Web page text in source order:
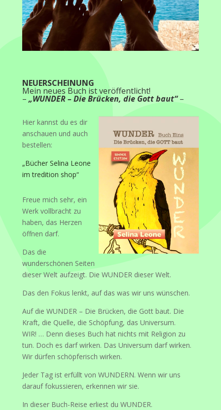
NEUERSCHEINUNG
Mein neues Buch ist veröffentlicht!
– „WUNDER – Die Brücken, die Gott baut“–
Hier kannst du es dir
anschauen und auch
bestellen:
„Bücher Selina Leone
im tredition shop“
Freue mich sehr, ein
Werk vollbracht zu
haben, das Herzen
öffnen darf.
Das die
wunderschönen Seiten
dieser Welt aufzeigt. Die WUNDER dieser Welt.
Das den Fokus lenkt, auf das was wir uns wünschen.
Auf die WUNDER – Die Brücken, die Gott baut. Die
Kraft, die Quelle, die Schöpfung, das Universum.
WIR! … Denn dieses Buch hat nichts mit Religion zu
tun. Doch es darf wirken. Das Universum darf wirken.
Wir dürfen schöpferisch wirken.
Jeder Tag ist erfüllt von WUNDERN. Wenn wir uns
darauf fokussieren, erkennen wir sie.
In dieser Buch-Reise erliest du WUNDER.